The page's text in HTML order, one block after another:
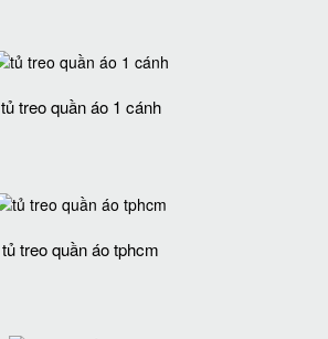
tủ treo quần áo 1 cánh
tủ treo quần áo tphcm